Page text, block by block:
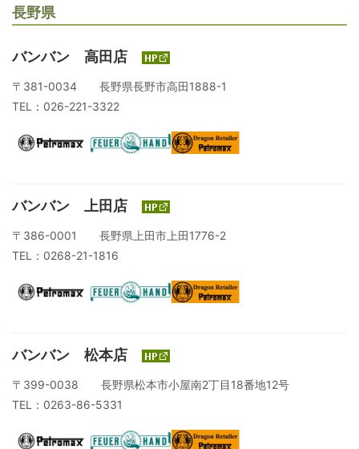
長野県
バンバン 高田店
〒381-0034 長野県長野市高田1888-1
TEL：026-221-3322
バンバン 上田店
〒386-0001 長野県上田市上田1776-2
TEL：0268-21-1816
バンバン 松本店
〒399-0038 長野県松本市小屋南2丁目18番地12号
TEL：0263-86-5331